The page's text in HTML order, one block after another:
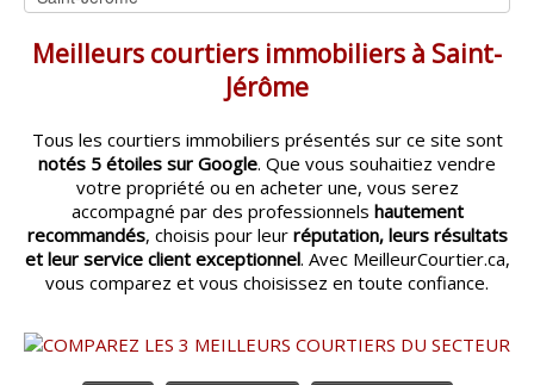
QUÉBEC
LAVAL
CATÉGORIES▼
ACHETEUR / VENDEUR▼
ENTREPRENEURS▼
ESPACE COURTIER ▼
Meilleurs courtiers immobiliers à Saint-
Jérôme
Tous les courtiers immobiliers présentés sur ce site sont
notés 5 étoiles sur Google. Que vous souhaitiez vendre
votre propriété ou en acheter une, vous serez
accompagné par des professionnels hautement
recommandés, choisis pour leur réputation, leurs résultats
et leur service client exceptionnel. Avec MeilleurCourtier.ca,
vous comparez et vous choisissez en toute confiance.